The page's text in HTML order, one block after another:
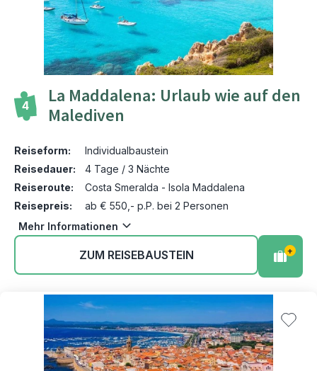
4
La Maddalena: Urlaub wie auf den
Malediven
Reiseform:
Individualbaustein
Reisedauer:
4 Tage / 3 Nächte
Reiseroute:
Costa Smeralda - Isola Maddalena
Reisepreis:
ab € 550,- p.P. bei 2 Personen
Mehr Informationen
ZUM REISEBAUSTEIN +